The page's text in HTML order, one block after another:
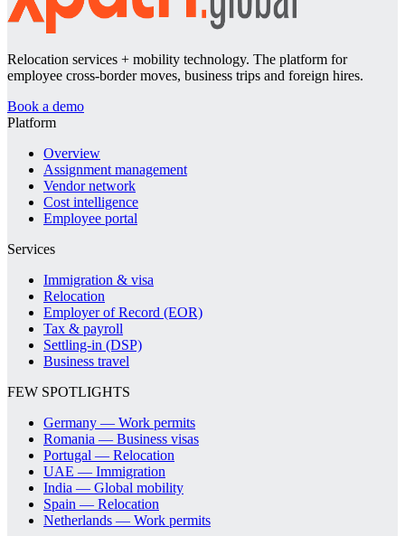
Relocation services + mobility technology. The platform for
employee cross-border moves, business trips and foreign hires.
Book a demo
Platform
Overview
Assignment management
Vendor network
Cost intelligence
Employee portal
Services
Immigration & visa
Relocation
Employer of Record (EOR)
Tax & payroll
Settling-in (DSP)
Business travel
FEW SPOTLIGHTS
Germany — Work permits
Romania — Business visas
Portugal — Relocation
UAE — Immigration
India — Global mobility
Spain — Relocation
Netherlands — Work permits